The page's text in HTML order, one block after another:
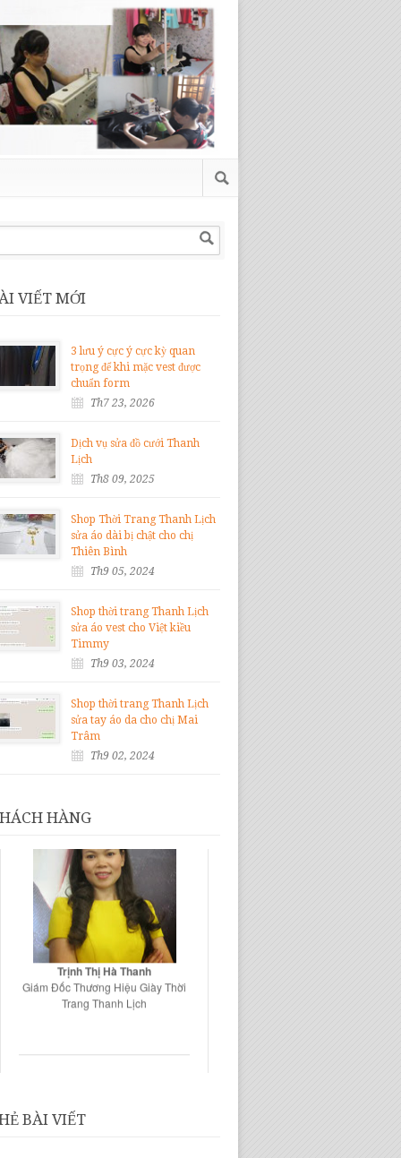
VIẾT MỚI
3 lưu ý cực ý cực kỳ quan
trọng để khi mặc vest được
chuẩn form
Th7 23, 2026
Dịch vụ sửa đồ cưới Thanh
Lịch
Th8 09, 2025
Shop Thời Trang Thanh Lịch
sửa áo dài bị chật cho chị
Thiên Bình
Th9 05, 2024
Shop thời trang Thanh Lịch
sửa áo vest cho Việt kiều
Timmy
Th9 03, 2024
Shop thời trang Thanh Lịch
sửa tay áo da cho chị Mai
Trâm
Th9 02, 2024
HÀNG
Vũ Trọng Thế
Trịnh Thị Hà Thanh
Giám Đốc Thương Hiệu Giày Thời
Trang Thanh Lịch
BÀI VIẾT